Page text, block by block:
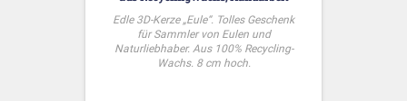
Edle 3D-Kerze „Eule“. Tolles Geschenk
für Sammler von Eulen und
Naturliebhaber. Aus 100% Recycling-
Wachs. 8 cm hoch.